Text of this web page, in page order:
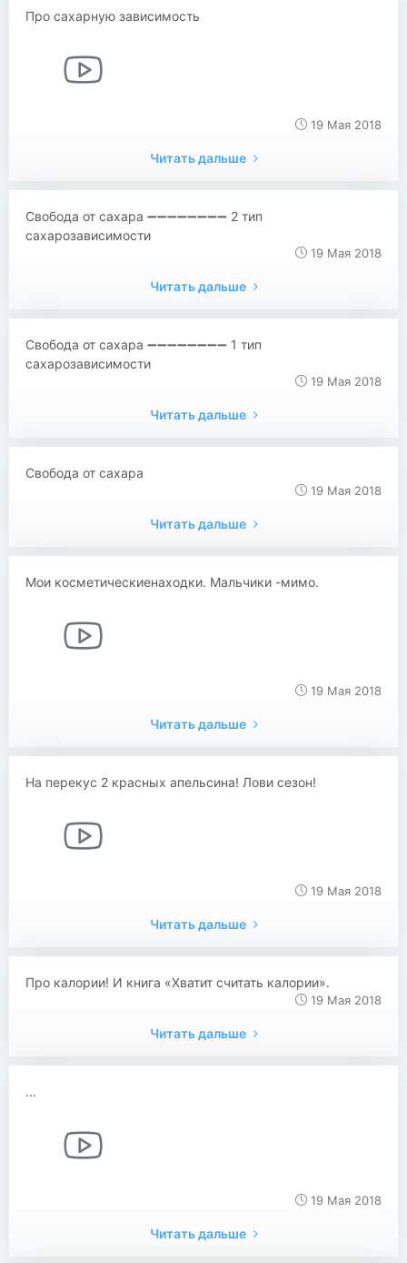
Про сахарную зависимость
19 Мая 2018
Читать дальше
Свобода от сахара ➖➖➖➖➖➖➖➖ 2 тип
сахарозависимости
19 Мая 2018
Читать дальше
Свобода от сахара ➖➖➖➖➖➖➖➖ 1 тип
сахарозависимости
19 Мая 2018
Читать дальше
Свобода от сахара
19 Мая 2018
Читать дальше
Мои косметическиенаходки. Мальчики -мимо.
19 Мая 2018
Читать дальше
На перекус 2 красных апельсина! Лови сезон!
19 Мая 2018
Читать дальше
Про калории! И книга «Хватит считать калории».
19 Мая 2018
Читать дальше
...
19 Мая 2018
Читать дальше